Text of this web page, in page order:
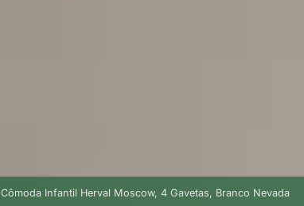
Cômoda Infantil Herval Moscow, 4 Gavetas, Branco Nevada